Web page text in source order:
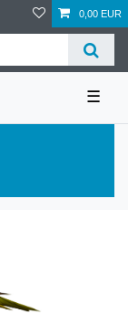
0,00 EUR
☰